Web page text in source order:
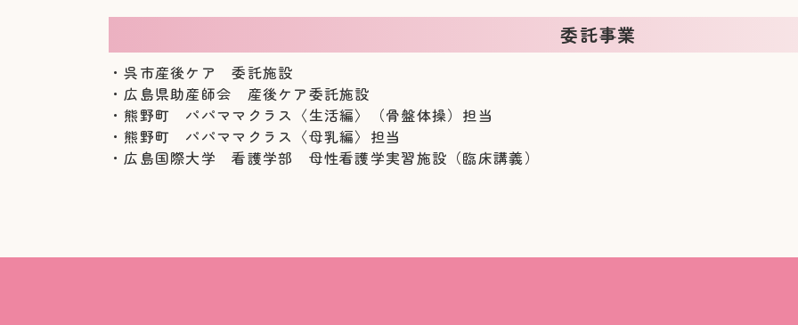
委託事業
・呉市産後ケア 委託施設
・広島県助産師会 産後ケア委託施設
・熊野町 パパママクラス 〈生活編〉（骨盤体操）担当
・熊野町 パパママクラス 〈母乳編〉担当
・広島国際大学 看護学部 母性看護学実習施設（臨床講義）